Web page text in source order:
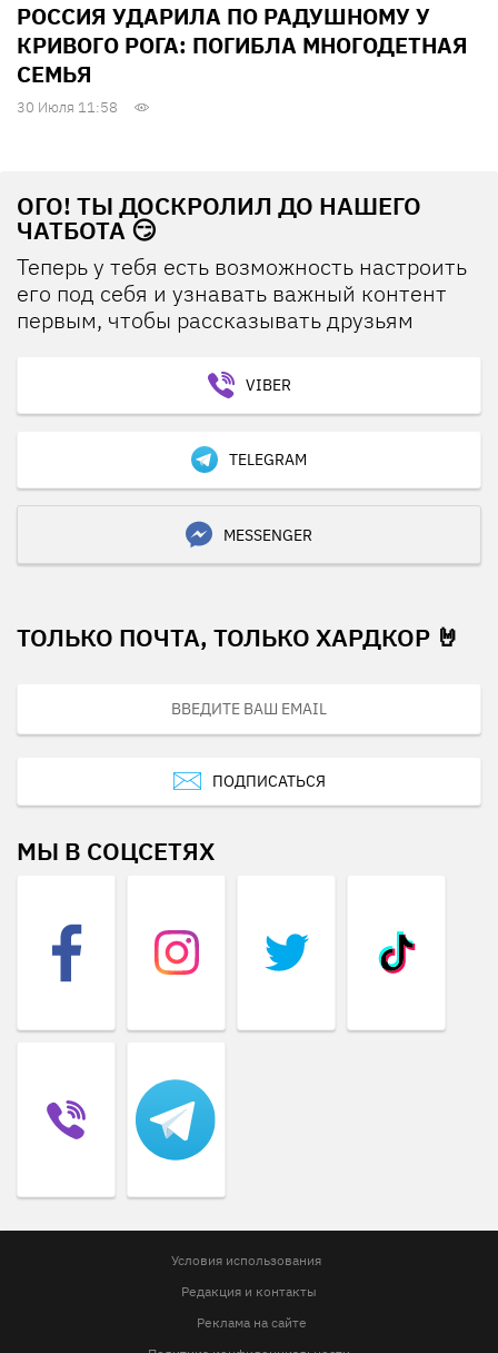
РОССИЯ УДАРИЛА ПО РАДУШНОМУ У
КРИВОГО РОГА: ПОГИБЛА МНОГОДЕТНАЯ
СЕМЬЯ
30 Июля 11:58
ОГО! ТЫ ДОСКРОЛИЛ ДО НАШЕГО
ЧАТБОТА 😏
Теперь у тебя есть возможность настроить
его под себя и узнавать важный контент
первым, чтобы рассказывать друзьям
VIBER
TELEGRAM
MESSENGER
ТОЛЬКО ПОЧТА, ТОЛЬКО ХАРДКОР 🤘
ПОДПИСАТЬСЯ
МЫ В СОЦСЕТЯХ
Условия использования
Редакция и контакты
Реклама на сайте